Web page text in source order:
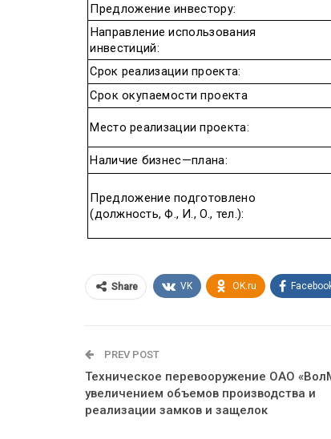
Предложение инвестору:
Направление использования
инвестиций:
Срок реализации проекта:
Срок окупаемости проекта
Место реализации проекта:
Наличие бизнес—плана:
Предложение подготовлено
(должность, Ф., И., О., тел.):
Share VK OK.ru
PREV POST
Техническое перевооружение ОАО
увеличением объемов производства и
реализации замков и защелок